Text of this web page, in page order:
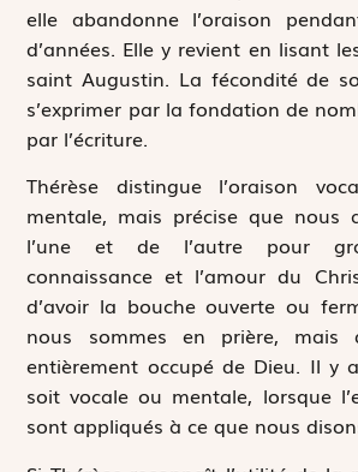
elle abandonne l’oraison
d’années. Elle y revient en lisant
saint Augustin. La fécondité de
s’exprimer par la fondation de
par l’écriture.
Thérèse distingue l’oraison
mentale, mais précise que nous
l’une et de l’autre pour
connaissance et l’amour du
d’avoir la bouche ouverte ou
nous sommes en prière, mais
entièrement occupé de Dieu. Il y
soit vocale ou mentale, lorsque
sont appliqués à ce que nous